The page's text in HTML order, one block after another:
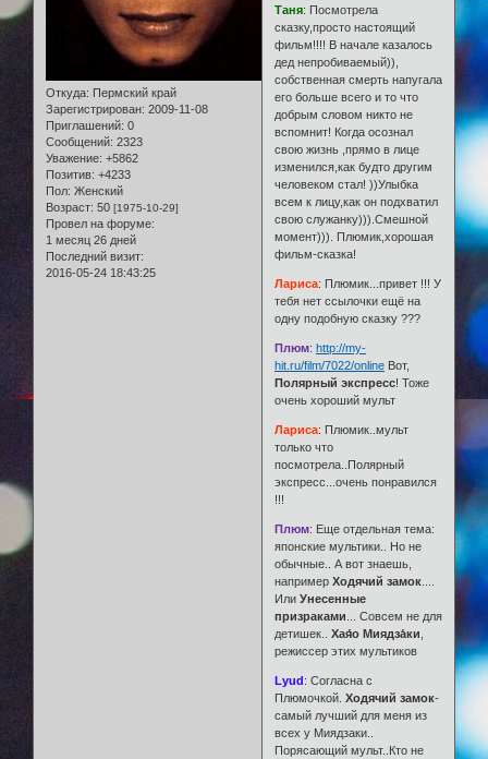
Откуда: Пермский край
Зарегистрирован: 2009-11-08
Приглашений: 0
Сообщений: 2323
Уважение: +5862
Позитив: +4233
Пол: Женский
Возраст: 50 [1975-10-29]
Провел на форуме:
1 месяц 26 дней
Последний визит:
2016-05-24 18:43:25
Таня: Посмотрела
сказку,просто настоящий
фильм!!!! В начале казалось
дед непробиваемый)),
собственная смерть напугала
его больше всего и то что
добрым словом никто не
вспомнит! Когда осознал
свою жизнь ,прямо в лице
изменился,как будто другим
человеком стал! ))Улыбка
всем к лицу,как он подхватил
свою служанку))).Смешной
момент))). Плюмик,хорошая
фильм-сказка!
Лариса: Плюмик...привет !!! У
тебя нет ссылочки ещё на
одну подобную сказку ???
Плюм:http://my-
hit.ru/film/7022/online Вот,
Полярный экспресс! Тоже
очень хороший мульт
Лариса: Плюмик..мульт
только что
посмотрела..Полярный
экспресс...очень понравился
!!!
Плюм: Еще отдельная тема:
японские мультики.. Но не
обычные.. А вот знаешь,
например Ходячий замок
ИлиУнесенные
призраками ... Совсем не для
детишек..
Хая́о Миядза́ки
режиссер этих мультиков
Lyud: Согласна с
Плюмочкой.Ходячий замок-
самый лучший для меня из
всех у Миядзаки..
Порясающий мульт..Кто не